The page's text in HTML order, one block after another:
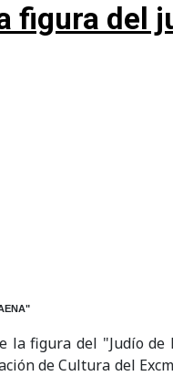
figura del
la figura del "Judío
de Cultura del